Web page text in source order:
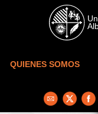
Skip to main content
QUIENES SOMOS